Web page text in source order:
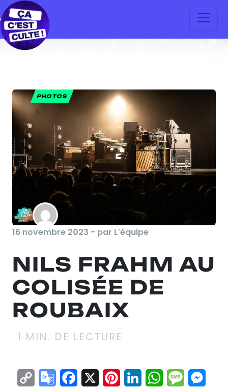
PHOTOS
16 novembre 2023 - par L'équipe
NILS FRAHM AU
COLISÉE DE
ROUBAIX
1 MIN. DE LECTURE
Copy GoogleFacebook
X Pinterest
LinkedInWhatsApp